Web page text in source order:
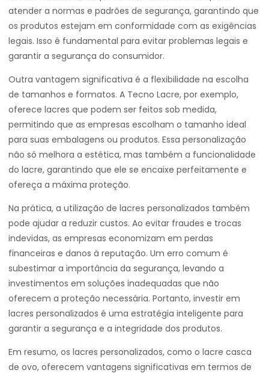
atender a normas e padrões de segurança, garantindo que
os produtos estejam em conformidade com as exigências
legais. Isso é fundamental para evitar problemas legais e
garantir a segurança do consumidor.
Outra vantagem significativa é a flexibilidade na escolha
de tamanhos e formatos. A Tecno Lacre, por exemplo,
oferece lacres que podem ser feitos sob medida,
permitindo que as empresas escolham o tamanho ideal
para suas embalagens ou produtos. Essa personalização
não só melhora a estética, mas também a funcionalidade
do lacre, garantindo que ele se encaixe perfeitamente e
ofereça a máxima proteção.
Na prática, a utilização de lacres personalizados também
pode ajudar a reduzir custos. Ao evitar fraudes e trocas
indevidas, as empresas economizam em perdas
financeiras e danos à reputação. Um erro comum é
subestimar a importância da segurança, levando a
investimentos em soluções inadequadas que não
oferecem a proteção necessária. Portanto, investir em
lacres personalizados é uma estratégia inteligente para
garantir a segurança e a integridade dos produtos.
Em resumo, os lacres personalizados, como o lacre casca
de ovo, oferecem vantagens significativas em termos de